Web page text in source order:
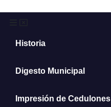
Historia
Digesto Municipal
Impresión de Cedulones